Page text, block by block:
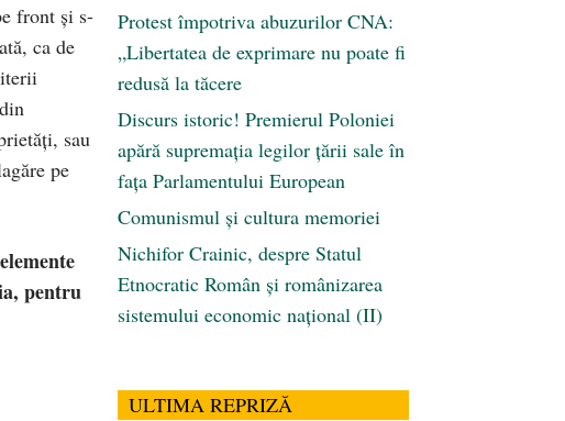
front şi s-
ca de
sau
pe
pentru
Protest împotriva abuzurilor CNA:
„Libertatea de exprimare nu poate fi
redusă la tăcere
Discurs istoric! Premierul Poloniei
apără supremația legilor țării sale în
fața Parlamentului European
Comunismul şi cultura memoriei
Nichifor Crainic, despre Statul
Etnocratic Român şi românizarea
sistemului economic naţional (II)
ULTIMA REPRIZĂ